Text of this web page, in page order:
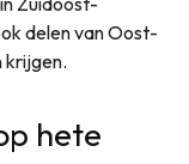
delen van Oost-
krijgen.
hete